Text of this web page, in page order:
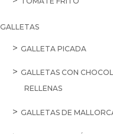
GALLETAS
GALLETA PICADA
GALLETAS CON
RELLENAS
GALLETAS DE